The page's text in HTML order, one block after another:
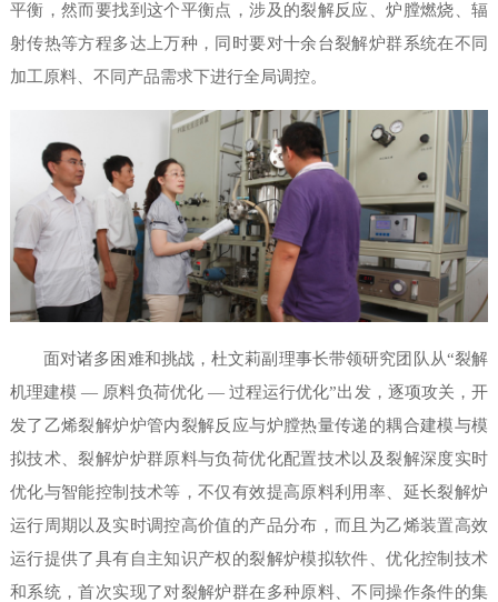
平衡，然而要找到这个平衡点，涉及的裂解反应、炉膛燃烧、辐
射传热等方程多达上万种，同时要对十余台裂解炉群系统在不同
加工原料、不同产品需求下进行全局调控。
面对诸多困难和挑战，杜文莉副理事长带领研究团队从“裂解
机理建模 — 原料负荷优化 — 过程运行优化”出发，逐项攻关，开
发了乙烯裂解炉炉管内裂解反应与炉膛热量传递的耦合建模与模
拟技术、裂解炉炉群原料与负荷优化配置技术以及裂解深度实时
优化与智能控制技术等，不仅有效提高原料利用率、延长裂解炉
运行周期以及实时调控高价值的产品分布，而且为乙烯装置高效
运行提供了具有自主知识产权的裂解炉模拟软件、优化控制技术
和系统，首次实现了对裂解炉群在多种原料、不同操作条件的集